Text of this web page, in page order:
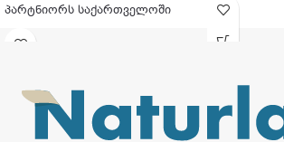
პარტნიორს საქართველოში